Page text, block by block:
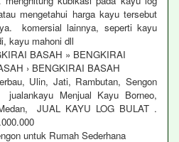
mengetahui harga kayu tersebut
komersial lainnya, seperti kayu
kayu mahoni dll
BASAH » BENGKIRAI
› BENGKIRAI BASAH
Ulin, Jati, Rambutan, Sengon
Menjual Kayu Borneo,
JUAL KAYU LOG BULAT .
untuk Rumah Sederhana